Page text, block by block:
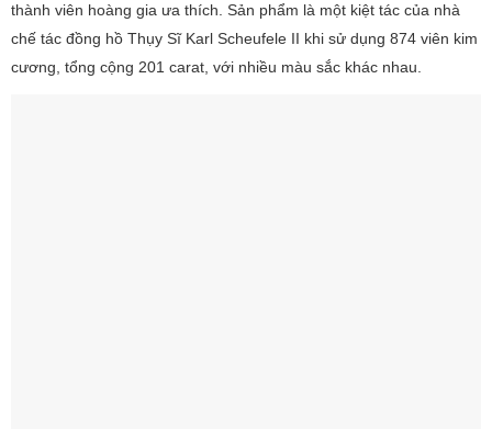
thành viên hoàng gia ưa thích. Sản phẩm là một kiệt tác của nhà
chế tác đồng hồ Thụy Sĩ Karl Scheufele II khi sử dụng 874 viên kim
cương, tổng cộng 201 carat, với nhiều màu sắc khác nhau.